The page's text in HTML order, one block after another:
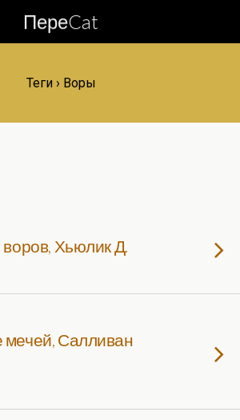
ПереCat
Теги › Воры
Хьюлик Д.
Салливан